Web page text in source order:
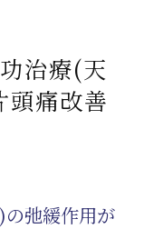
治療(天
頭痛改善
弛緩作用が